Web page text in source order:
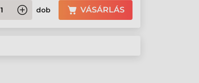
dob VÁSÁRLÁS